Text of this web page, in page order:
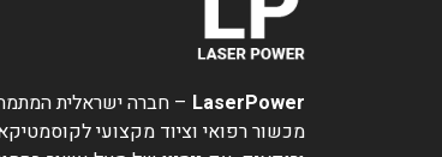
LaserPower – חברה ישראלית
מכשור רפואי וציוד מקצועי